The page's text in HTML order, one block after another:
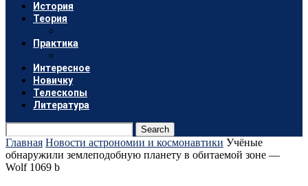
История
Теория
Практика
Интересное
Новичку
Телескопы
Литература
Search
Главная Новости астрономии и космонавтики Учёные
обнаружили землеподобную планету в обитаемой зоне —
Wolf 1069 b